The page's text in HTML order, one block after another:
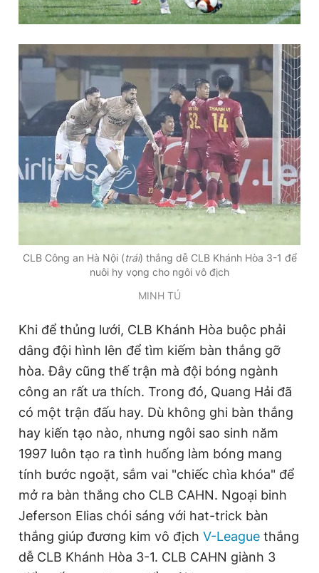
Giấy phép xuất bản số 110/GP - BTTTT cấp ngày 24.3.2020
© 2003-2026 Bản quyền thuộc về Báo Thanh Niên. Cấm sao
bản. Phát triển bởi ePi Technologies, JSC.
CLB Công an Hà Nội (trái) thắng dễ CLB Khánh Hòa 3-1 để
nuôi hy vọng cho ngôi vô địch
MINH TÚ
Khi để thủng lưới, CLB Khánh Hòa buộc phải
dâng đội hình lên để tìm kiếm bàn thắng gỡ
hòa. Đây cũng thế trận mà đội bóng ngành
công an rất ưa thích. Trong đó, Quang Hải đã
có một trận đấu hay. Dù không ghi bàn thắng
hay kiến tạo nào, nhưng ngôi sao sinh năm
1997 luôn tạo ra tình huống làm bóng mang
tính bước ngoặt, sắm vai "chiếc chìa khóa" để
mở ra bàn thắng cho CLB CAHN. Ngoại binh
Jeferson Elias chói sáng với hat-trick bàn
thắng giúp đương kim vô địch V-League thắng
dễ CLB Khánh Hòa 3-1. CLB CAHN giành 3